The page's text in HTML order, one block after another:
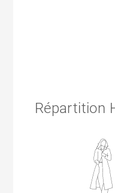
Répartition